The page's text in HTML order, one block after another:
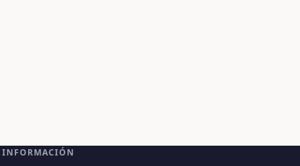
INFORMACIÓN